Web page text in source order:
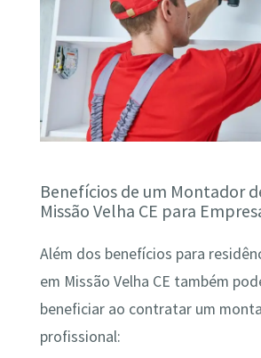
Benefícios de um Montador
Missão Velha CE para
Além dos benefícios para
em Missão Velha CE também
beneficiar ao contratar um
profissional: